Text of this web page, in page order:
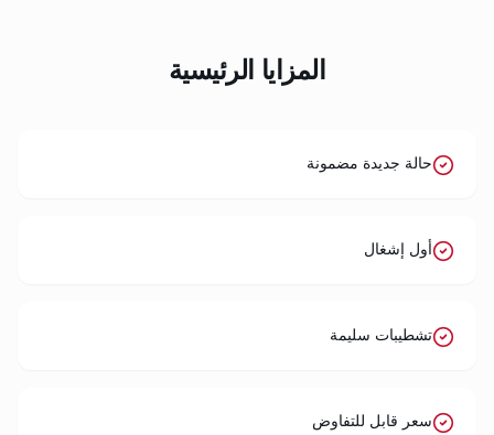
المزايا الرئيسية
حالة جديدة مضمونة
أول إشغال
تشطيبات سليمة
سعر قابل للتفاوض